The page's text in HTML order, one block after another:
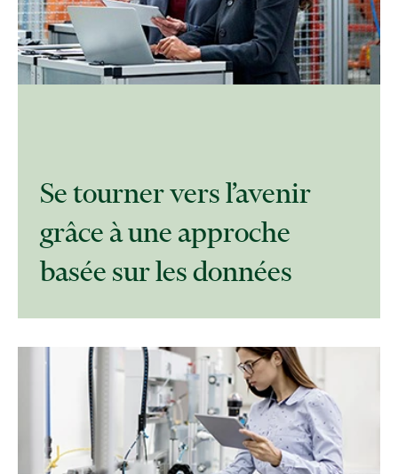
Se tourner vers l’avenir
grâce à une approche
basée sur les données